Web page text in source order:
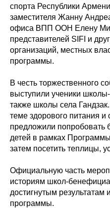
спорта Республики
заместителя Жанну
офиса ВПП ООН Елену
представителей SIFI и
организаций, местных
программы.
В честь торжественного
выступили ученики
также школы села
теме здорового питания и
предложили попробовать
детей в рамках
затем посетить теплицы,
Официальную часть
историям школ-
достигнутым
программы.